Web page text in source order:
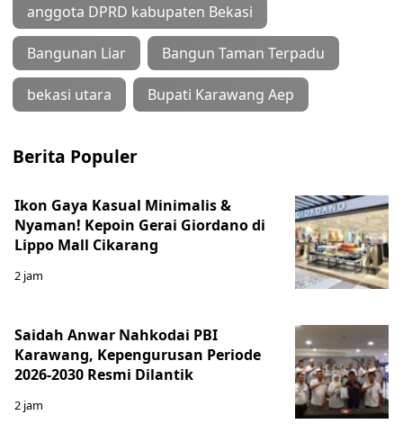
anggota DPRD kabupaten Bekasi
Bangunan Liar Bangun Taman Terpadu
bekasi utara Bupati Karawang Aep
Berita Populer
Ikon Gaya Kasual Minimalis &
Nyaman! Kepoin Gerai Giordano di
Lippo Mall Cikarang
2 jam
Saidah Anwar Nahkodai PBI
Karawang, Kepengurusan Periode
2026-2030 Resmi Dilantik
2 jam